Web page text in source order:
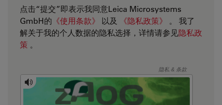
点击“提交”即表示我同意Leica Microsystems
GmbH的 《使用条款》 以及 《隐私政策》 。 我了
解关于我的个人数据的隐私选择，详情请参见隐私政
策 。